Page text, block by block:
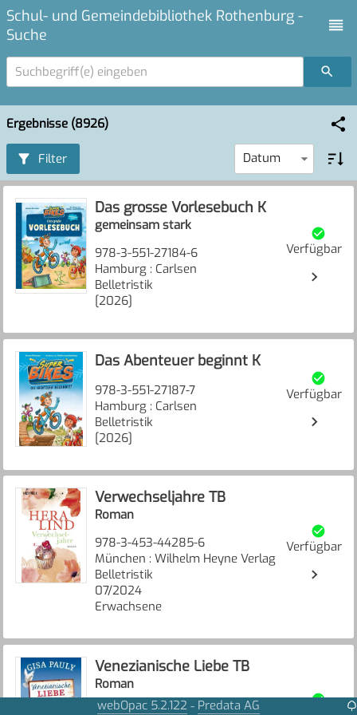
Schul- und Gemeindebibliothek Rothenburg -
Suche
Suchbegriff(e) eingeben
Ergebnisse (8926)
Filter Datum
Das grosse Vorlesebuch K
gemeinsam stark
978-3-551-27184-6
Hamburg : Carlsen
Belletristik
[2026]
Verfügbar
Das Abenteuer beginnt K
978-3-551-27187-7
Hamburg : Carlsen
Belletristik
[2026]
Verfügbar
Verwechseljahre TB
Roman
978-3-453-44285-6
München : Wilhelm Heyne Verlag
Belletristik
07/2024
Erwachsene
Verfügbar
Venezianische Liebe TB
Roman
978-3-492-31420-6
webOpac 5.2.122 - Predata AG